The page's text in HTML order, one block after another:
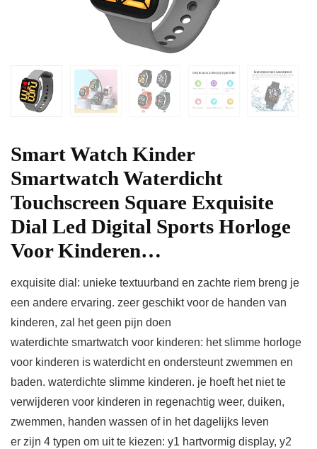
Smart Watch Kinder
Smartwatch Waterdicht
Touchscreen Square Exquisite
Dial Led Digital Sports Horloge
Voor Kinderen…
exquisite dial: unieke textuurband en zachte riem breng je
een andere ervaring. zeer geschikt voor de handen van
kinderen, zal het geen pijn doen
waterdichte smartwatch voor kinderen: het slimme horloge
voor kinderen is waterdicht en ondersteunt zwemmen en
baden. waterdichte slimme kinderen. je hoeft het niet te
verwijderen voor kinderen in regenachtig weer, duiken,
zwemmen, handen wassen of in het dagelijks leven
er zijn 4 typen om uit te kiezen: y1 hartvormig display, y2